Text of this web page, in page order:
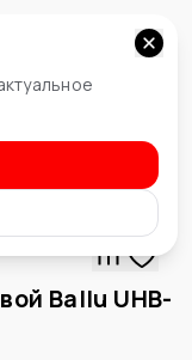
Ballu UHB-